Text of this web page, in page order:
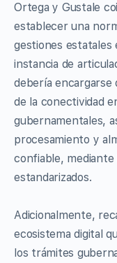
Ortega y Gustale
establecer una
gestiones estatales
instancia de
debería encargarse
de la conectividad
gubernamentales,
procesamiento y
confiable, mediante
estandarizados.
Adicionalmente,
ecosistema digital
los trámites